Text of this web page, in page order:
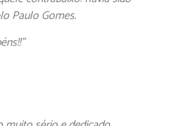
Paulo Gomes.